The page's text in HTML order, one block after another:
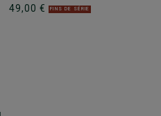
49,00 € FINS DE SÉRIE